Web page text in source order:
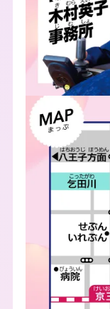
Image